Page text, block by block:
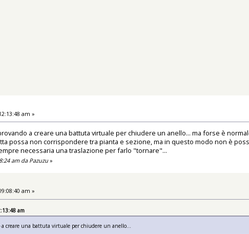
am »
a creare una battuta virtuale per chiudere un anello... ma forse è
possa non corrispondere tra pianta e sezione, ma in questo modo non è
necessaria una traslazione per farlo "tornare"...
am da Pazuzu»
am »
am
a creare una battuta virtuale per chiudere un anello...